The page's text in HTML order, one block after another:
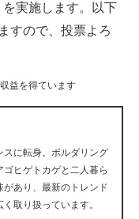
を実施します。以下
すので、投票よろ
益を得ています
スに転身。ボルダリング
ヒゲトカゲと二人暮ら
があり、最新のトレンド
取り扱っています。